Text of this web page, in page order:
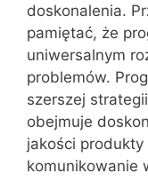
doskonalenia.
pamiętać, że
uniwersalnym
problemów.
szerszej
obejmuje
jakości produkty
komunikowanie